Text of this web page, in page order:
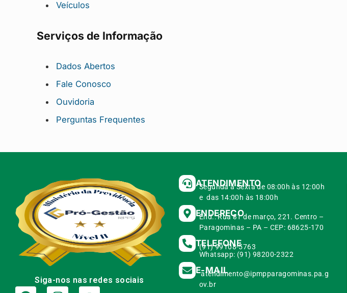
Veículos
Serviços de Informação
Dados Abertos
Fale Conosco
Ouvidoria
Perguntas Frequentes
Siga-nos nas redes sociais
ATENDIMENTO
Segunda à Sexta de 08:00h às 12:00h
e das 14:00h às 18:00h
ENDEREÇO
End.: Rua 31 de março, 221. Centro –
Paragominas – PA – CEP: 68625-170
TELEFONE
(91) 99108-5763
Whatsapp: (91) 98200-2322
E-MAIL
atendimento@ipmpparagominas.pa.g
ov.br